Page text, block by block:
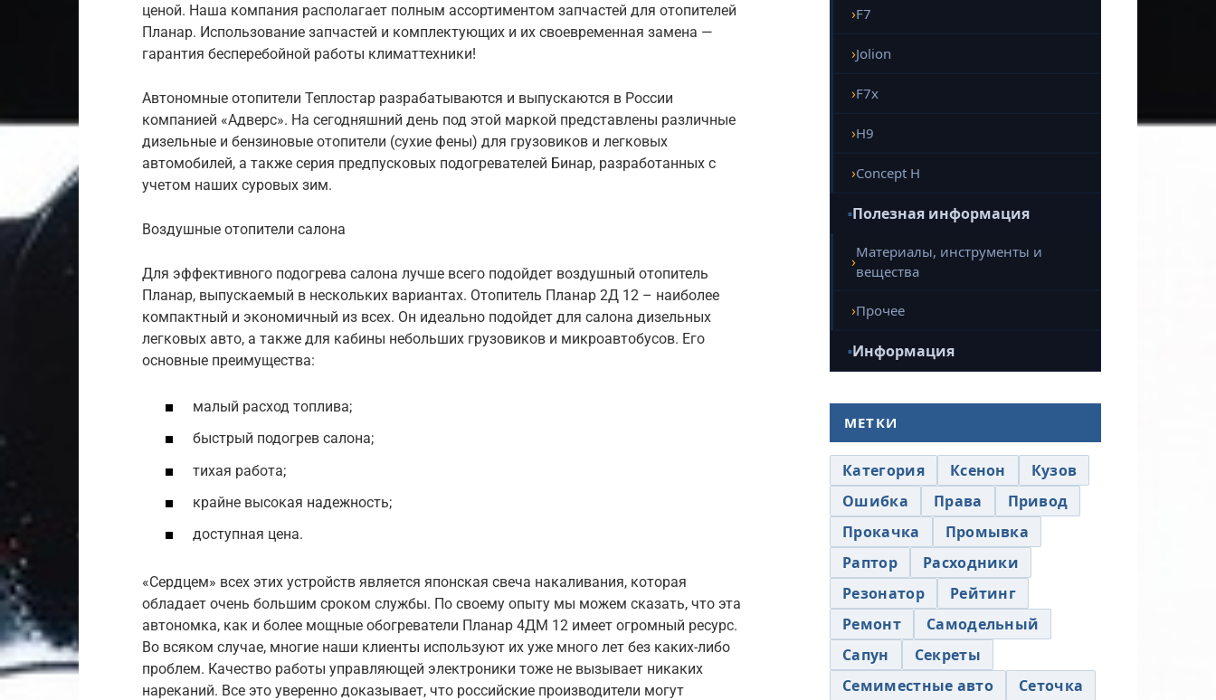
ценой. Наша компания располагает полным ассортиментом запчастей для отопителей
Планар. Использование запчастей и комплектующих и их своевременная замена —
гарантия бесперебойной работы климаттехники!
Автономные отопители Теплостар разрабатываются и выпускаются в России
компанией «Адверс». На сегодняшний день под этой маркой представлены различные
дизельные и бензиновые отопители (сухие фены) для грузовиков и легковых
автомобилей, а также серия предпусковых подогревателей Бинар, разработанных с
учетом наших суровых зим.
Воздушные отопители салона
Для эффективного подогрева салона лучше всего подойдет воздушный отопитель
Планар, выпускаемый в нескольких вариантах. Отопитель Планар 2Д 12 – наиболее
компактный и экономичный из всех. Он идеально подойдет для салона дизельных
легковых авто, а также для кабины небольших грузовиков и микроавтобусов. Его
основные преимущества:
малый расход топлива;
быстрый подогрев салона;
тихая работа;
крайне высокая надежность;
доступная цена.
«Сердцем» всех этих устройств является японская свеча накаливания, которая
обладает очень большим сроком службы. По своему опыту мы можем сказать, что эта
автономка, как и более мощные обогреватели Планар 4ДМ 12 имеет огромный ресурс.
Во всяком случае, многие наши клиенты используют их уже много лет без каких-либо
проблем. Качество работы управляющей электроники тоже не вызывает никаких
нареканий. Все это уверенно доказывает, что российские производители могут
F7
Jolion
F7x
H9
Concept H
Полезная информация
Материалы, инструменты и
вещества
Прочее
Информация
МЕТКИ
Категория Ксенон
Кузов
Ошибка
Права
Привод
Прокачка
Промывка
Раптор
Расходники
Резонатор
Рейтинг
Ремонт
Самодельный
Сапун
Секреты
Семиместные авто
Сеточка